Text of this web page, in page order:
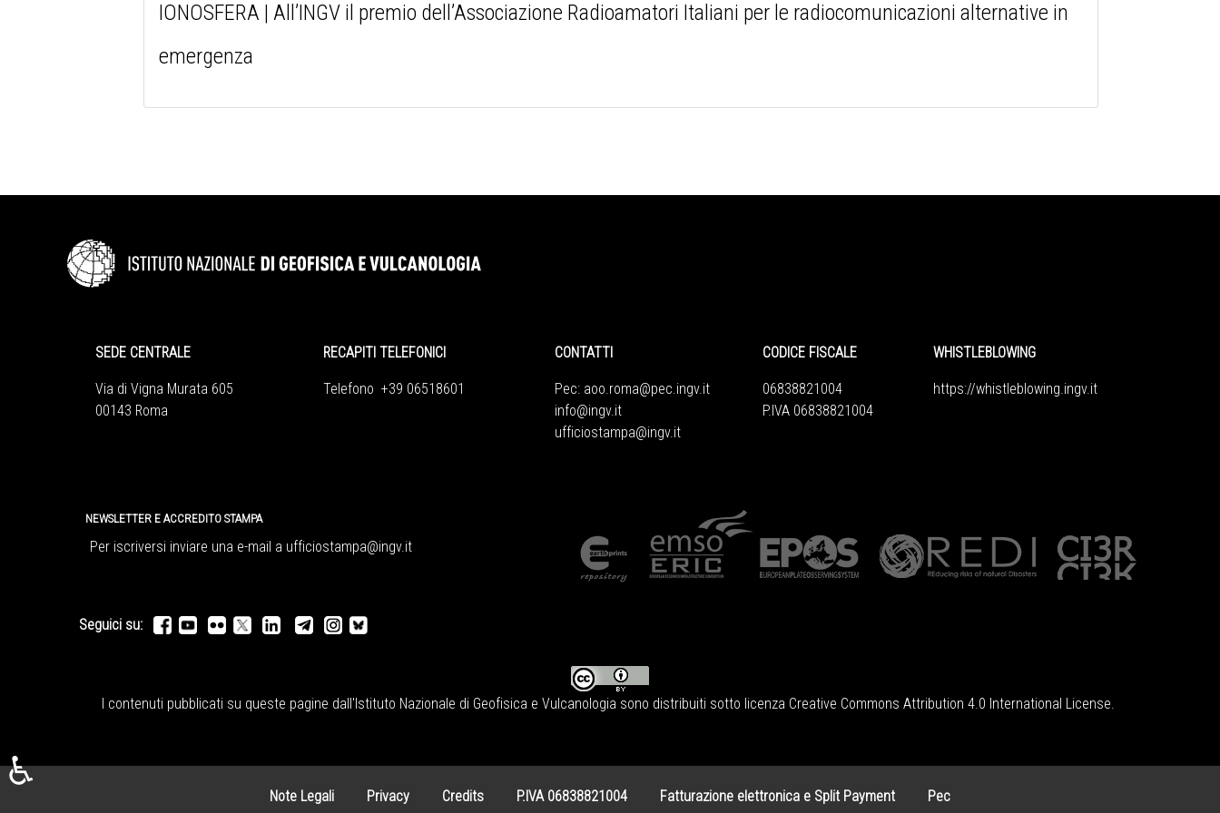
IONOSFERA | All’INGV il premio dell’Associazione Radioamatori Italiani per le radiocomunicazioni alternative in
emergenza
SEDE CENTRALE
Via di Vigna Murata 605
00143 Roma
RECAPITI TELEFONICI
Telefono +39 06518601
CONTATTI
Pec: aoo.roma@pec.ingv.it
info@ingv.it
ufficiostampa@ingv.it
CODICE FISCALE
06838821004
P.IVA 06838821004
WHISTLEBLOWING
https://whistleblowing.ingv. it
NEWSLETTER E ACCREDITO STAMPA
Per iscriversi inviare una e-mail a ufficiostampa@ingv.it
Seguici su:
I contenuti pubblicati su queste pagine dall'Istituto Nazionale di Geofisica e Vulcanologia sono distribuiti sotto licenza Creative Commons Attribution 4.0 International License
Note Legali Privacy Credits P.IVA 06838821004 Fatturazione elettronica e Split Payment Pec